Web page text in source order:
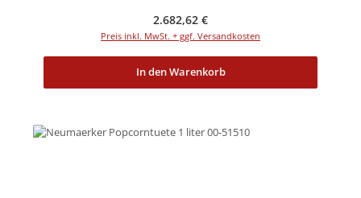
Regulärer Preis:
2.682,62 €
Preis inkl. MwSt. + ggf. Versandkosten
In den Warenkorb